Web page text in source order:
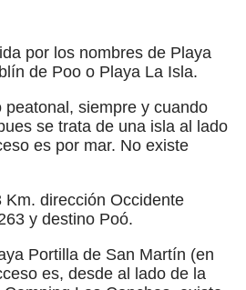
por los nombres de Playa
de Poo o Playa La Isla.
siempre y cuando
se trata de una isla al lado
es por mar. No existe
Km. dirección Occidente
y destino Poó.
Portilla de San Martín (en
es, desde al lado de la